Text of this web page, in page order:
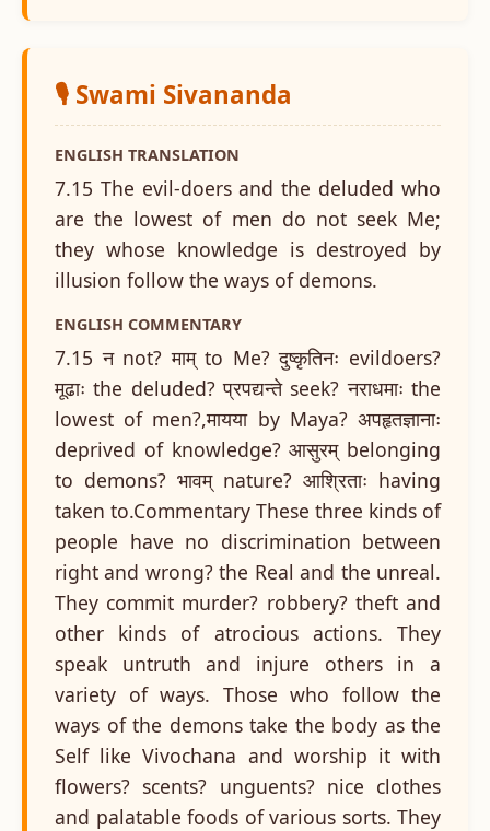
🎙️ Swami Sivananda
ENGLISH TRANSLATION
7.15 The evil-doers and the deluded who
are the lowest of men do not seek Me;
they whose knowledge is destroyed by
illusion follow the ways of demons.
ENGLISH COMMENTARY
7.15 न not? माम् to Me? दुष्कृतिनः evildoers?
मूढाः the deluded? प्रपद्यन्ते seek? नराधमाः the
lowest of men?,मायया by Maya? अपहृतज्ञानाः
deprived of knowledge? आसुरम् belonging
to demons? भावम् nature? आश्रिताः having
taken to.Commentary These three kinds of
people have no discrimination between
right and wrong? the Real and the unreal.
They commit murder? robbery? theft and
other kinds of atrocious actions. They
speak untruth and injure others in a
variety of ways. Those who follow the
ways of the demons take the body as the
Self like Vivochana and worship it with
flowers? scents? unguents? nice clothes
and palatable foods of various sorts. They